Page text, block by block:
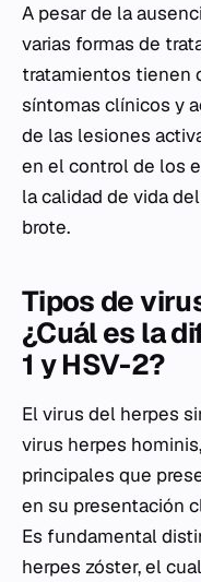
A pesar de la
varias formas de
tratamientos tienen
síntomas clínicos y
de las lesiones
en el control de los
la calidad de vida
brote.
Tipos de
¿Cuál es la
1 y HSV-2?
El virus del herpes
virus herpes
principales que
en su presentación
Es fundamental
herpes zóster, el